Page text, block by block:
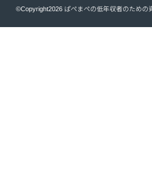
©Copyright2026 ぱぺまぺの低年収者のための